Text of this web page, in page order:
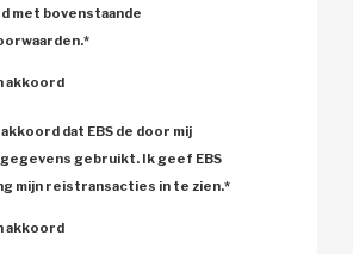
met bovenstaande
*
akkoord
dat EBS de door mij
gebruikt. Ik geef EBS
mijn reistransacties in te zien.*
akkoord